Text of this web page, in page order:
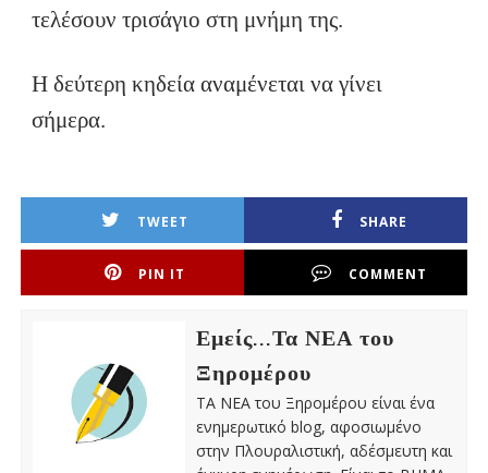
τελέσουν τρισάγιο στη μνήμη της.
Η δεύτερη κηδεία αναμένεται να γίνει
σήμερα.
TWEET SHARE
PIN IT COMMENT
Εμείς...Τα ΝΕΑ του
Ξηρομέρου
ΤΑ ΝΕΑ του Ξηρομέρου είναι ένα
ενημερωτικό blog, αφοσιωμένο
στην Πλουραλιστική, αδέσμευτη και